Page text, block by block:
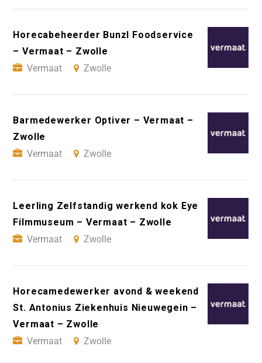
Horecabeheerder Bunzl Foodservice
– Vermaat – Zwolle
Vermaat
Zwolle
Barmedewerker Optiver – Vermaat –
Zwolle
Vermaat
Zwolle
Leerling Zelfstandig werkend kok Eye
Filmmuseum – Vermaat – Zwolle
Vermaat
Zwolle
Horecamedewerker avond & weekend
St. Antonius Ziekenhuis Nieuwegein –
Vermaat – Zwolle
Vermaat
Zwolle